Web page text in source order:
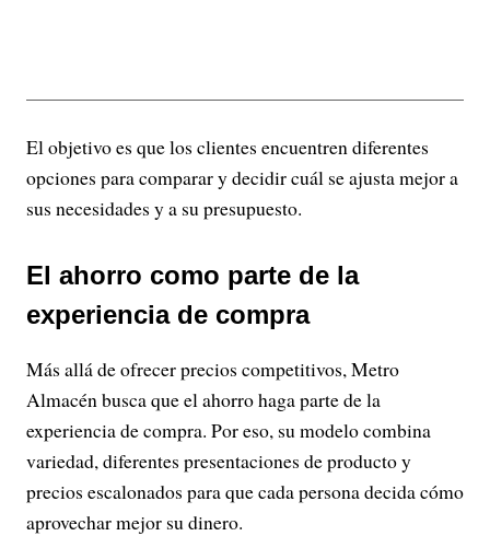
El objetivo es que los clientes encuentren diferentes
opciones para comparar y decidir cuál se ajusta mejor a
sus necesidades y a su presupuesto.
El ahorro como parte de la
experiencia de compra
Más allá de ofrecer precios competitivos, Metro
Almacén busca que el ahorro haga parte de la
experiencia de compra. Por eso, su modelo combina
variedad, diferentes presentaciones de producto y
precios escalonados para que cada persona decida cómo
aprovechar mejor su dinero.